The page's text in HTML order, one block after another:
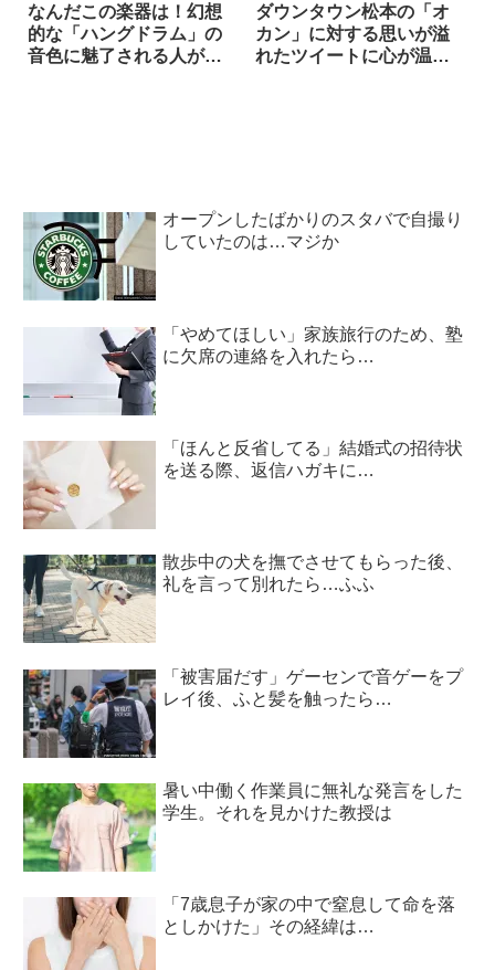
なんだこの楽器は！幻想
的な「ハングドラム」の
音色に魅了される人が続
ダウンタウン松本の「オ
カン」に対する思いが溢
れたツイートに心が温ま
オープンしたばかりのスタバで自撮り
していたのは…マジか
「やめてほしい」家族旅行のため、塾
に欠席の連絡を入れたら…
「ほんと反省してる」結婚式の招待状
を送る際、返信ハガキに…
散歩中の犬を撫でさせてもらった後、
礼を言って別れたら…ふふ
「被害届だす」ゲーセンで音ゲーをプ
レイ後、ふと髪を触ったら…
暑い中働く作業員に無礼な発言をした
学生。それを見かけた教授は
「7歳息子が家の中で窒息して命を落
としかけた」その経緯は…